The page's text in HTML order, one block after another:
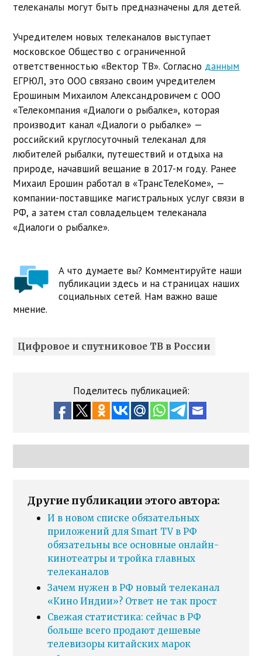
телеканалы могут быть предназначены для детей.
Учредителем новых телеканалов выступает
московское Общество с ограниченной
ответственностью «Вектор ТВ». Согласно данным
ЕГРЮЛ, это ООО связано своим учредителем
Ерошиным Михаилом Александровичем с ООО
«Телекомпания «Диалоги о рыбалке», которая
производит канал «Диалоги о рыбалке» —
российский круглосуточный телеканал для
любителей рыбалки, путешествий и отдыха на
природе, начавший вещание в 2017-м году. Ранее
Михаил Ерошин работал в «ТрансТелеКоме», —
компании-поставщике магистральных услуг связи в
РФ, а затем стал совладельцем телеканала
«Диалоги о рыбалке».
А что думаете вы? Комментируйте наши
публикации здесь и на страницах наших
социальных сетей. Нам важно ваше
мнение.
Цифровое и спутниковое ТВ в России
Поделитесь публикацией:
Другие публикации этого автора:
И в новом списке обязательных
приложений для Smart TV в РФ
обязательны все основные онлайн-
кинотеатры и тройка главных
телеканалов
Зачем нужен в РФ новый телеканал
«Кино Индии»? Ответ не так прост
Свежая статистика: сейчас в РФ
больше всего продают дешевые
телевизоры китайских марок